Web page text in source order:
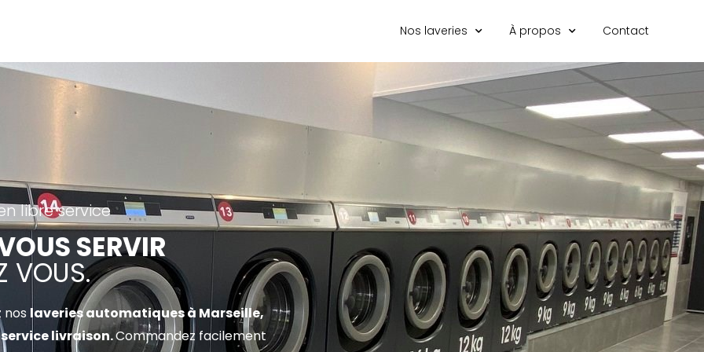
Nos laveries À propos Contact
libre service
SERVIR
VOUS.
nos laveries automatiques à Marseille,
service livraison.Commandez facilement